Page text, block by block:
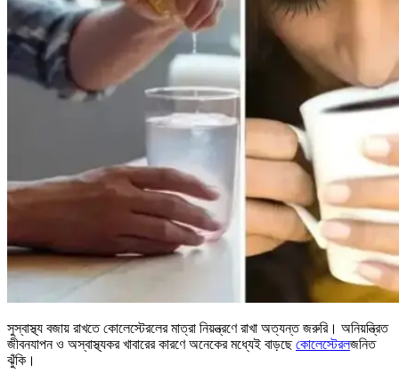
সুস্বাস্থ্য বজায় রাখতে কোলেস্টেরলের মাত্রা নিয়ন্ত্রণে রাখা অত্যন্ত জরুরি। অনিয়ন্ত্রিত
জীবনযাপন ও অস্বাস্থ্যকর খাবারের কারণে অনেকের মধ্যেই বাড়ছেকোলেস্টেরলজনিত
ঝুঁকি।